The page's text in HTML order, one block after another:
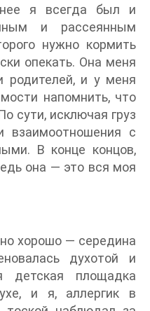
я всегда был и
и рассеянным
нужно кормить
опекать. Она меня
родителей, и у меня
напомнить, что
сути, исключая груз
взаимоотношения с
В конце концов,
она — это вся моя
хорошо — середина
духотой и
детская площадка
и я, аллергик в